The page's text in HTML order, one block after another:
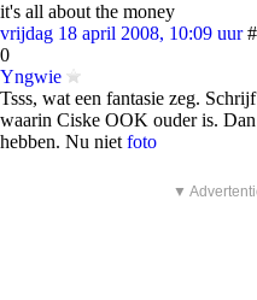
it's all about the money
vrijdag 18 april 2008, 10:09 uur
0
Yngwie
Tsss, wat een fantasie zeg.
waarin Ciske OOK ouder is.
hebben. Nu niet foto
▼